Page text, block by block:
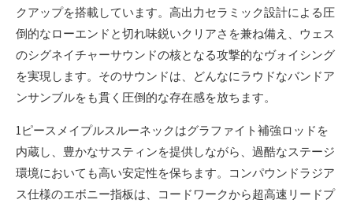
クアップを搭載しています。高出力セラミック設計による圧
倒的なローエンドと切れ味鋭いクリアさを兼ね備え、ウェス
のシグネイチャーサウンドの核となる攻撃的なヴォイシング
を実現します。そのサウンドは、どんなにラウドなバンドア
ンサンブルをも貫く圧倒的な存在感を放ちます。
1ピースメイプルスルーネックはグラファイト補強ロッドを
内蔵し、豊かなサスティンを提供しながら、過酷なステージ
環境においても高い安定性を保ちます。コンパウンドラジア
ス仕様のエボニー指板は、コードワークから超高速リードプ